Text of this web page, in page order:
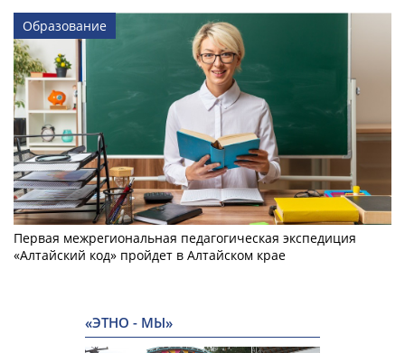
Образование
Первая межрегиональная педагогическая экспедиция
«Алтайский код» пройдет в Алтайском крае
«ЭТНО - МЫ»